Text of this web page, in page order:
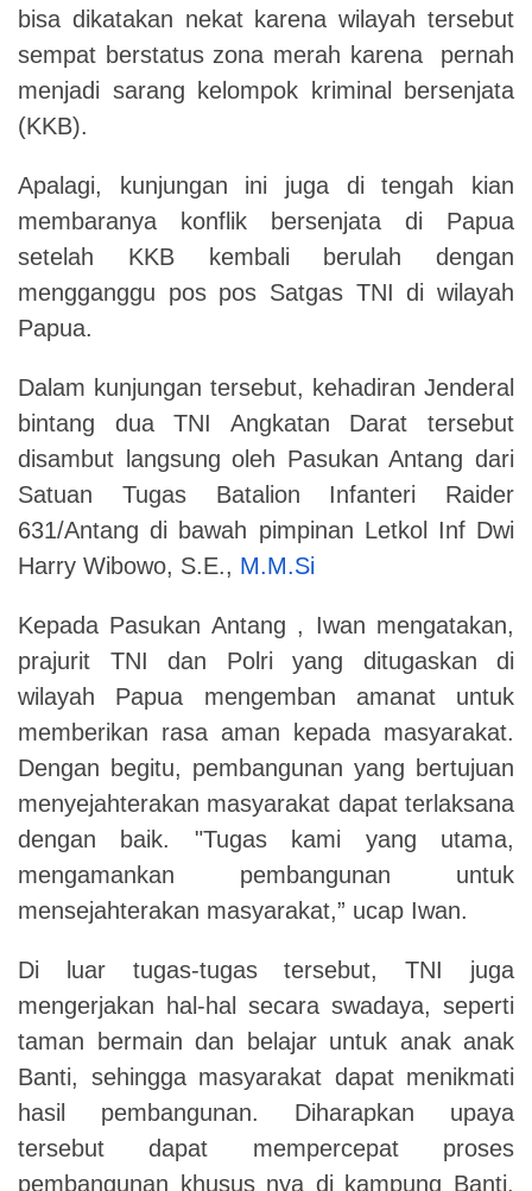
bisa dikatakan nekat karena wilayah tersebut
sempat berstatus zona merah karena pernah
menjadi sarang kelompok kriminal bersenjata
(KKB).
Apalagi, kunjungan ini juga di tengah kian
membaranya konflik bersenjata di Papua
setelah KKB kembali berulah dengan
mengganggu pos pos Satgas TNI di wilayah
Papua.
Dalam kunjungan tersebut, kehadiran Jenderal
bintang dua TNI Angkatan Darat tersebut
disambut langsung oleh Pasukan Antang dari
Satuan Tugas Batalion Infanteri Raider
631/Antang di bawah pimpinan Letkol Inf Dwi
Harry Wibowo, S.E., M.M.Si
Kepada Pasukan Antang , Iwan mengatakan,
prajurit TNI dan Polri yang ditugaskan di
wilayah Papua mengemban amanat untuk
memberikan rasa aman kepada masyarakat.
Dengan begitu, pembangunan yang bertujuan
menyejahterakan masyarakat dapat terlaksana
dengan baik. "Tugas kami yang utama,
mengamankan pembangunan untuk
mensejahterakan masyarakat,” ucap Iwan.
Di luar tugas-tugas tersebut, TNI juga
mengerjakan hal-hal secara swadaya, seperti
taman bermain dan belajar untuk anak anak
Banti, sehingga masyarakat dapat menikmati
hasil pembangunan. Diharapkan upaya
tersebut dapat mempercepat proses
pembangunan khusus nya di kampung Banti.